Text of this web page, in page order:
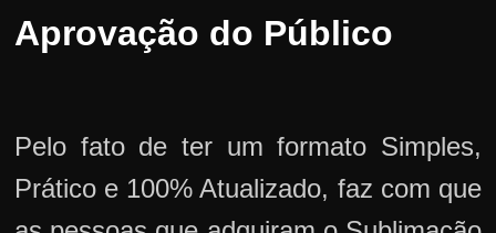
Aprovação do Público
Pelo fato de ter um formato Simples,
Prático e 100% Atualizado, faz com que